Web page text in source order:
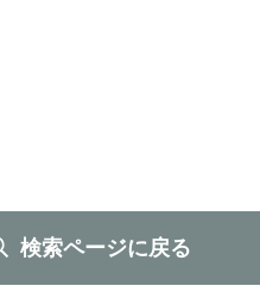
検索ページに戻る